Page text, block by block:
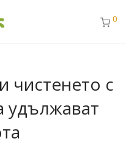
0
чистенето с
удължават